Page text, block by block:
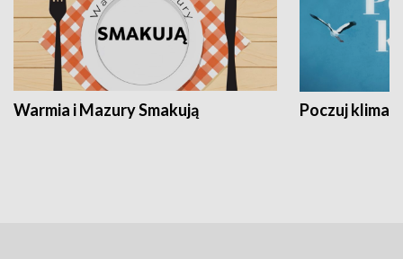
Warmia i Mazury Smakują Poczuj klimat